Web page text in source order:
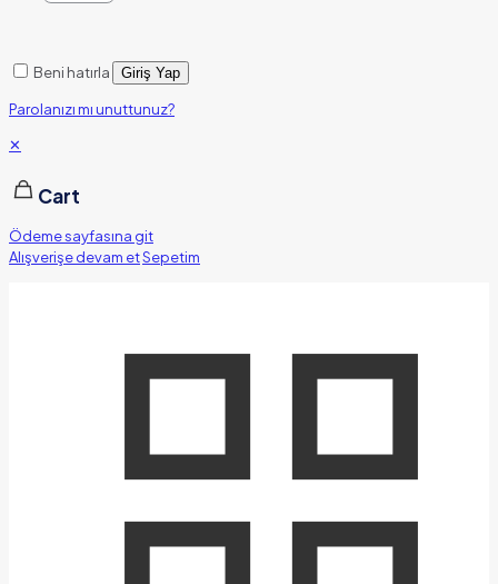
Beni hatırla Giriş Yap
Parolanızı mı unuttunuz?
✕
Cart
Ödeme sayfasına git
Alışverişe devam etSepetim